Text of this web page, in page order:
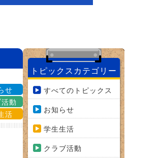
せ
動
活
トピックスカテゴリー
すべてのトピックス
お知らせ
学生生活
クラブ活動